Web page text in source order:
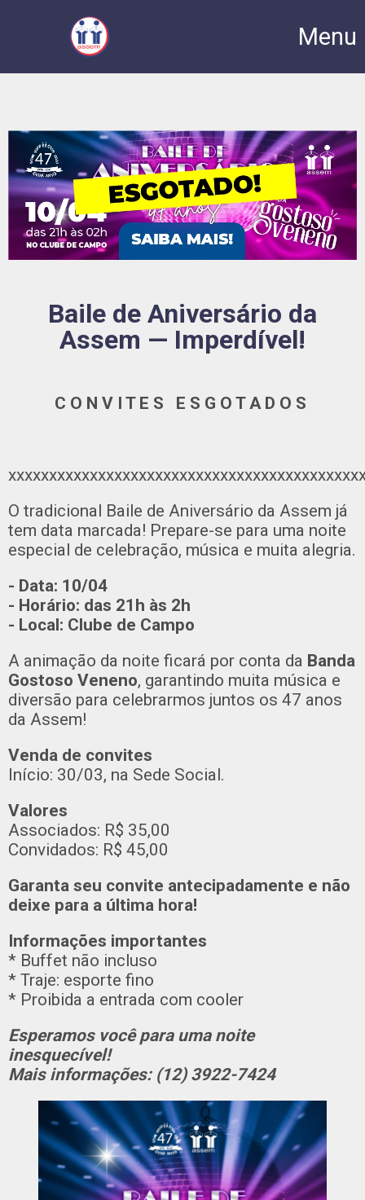
Menu
Baile de Aniversário da
Assem — Imperdível!
C O N V I T E S E S G O T A D O S
O tradicional Baile de Aniversário da Assem já
tem data marcada! Prepare-se para uma noite
especial de celebração, música e muita alegria.
- Data: 10/04
- Horário: das 21h às 2h
- Local: Clube de Campo
A animação da noite ficará por conta da Banda
Gostoso Veneno, garantindo muita música e
diversão para celebrarmos juntos os 47 anos
da Assem!
Venda de convites
Início: 30/03, na Sede Social.
Valores
Associados: R$ 35,00
Convidados: R$ 45,00
Garanta seu convite antecipadamente e não
deixe para a última hora!
Informações importantes
* Buffet não incluso
* Traje: esporte fino
* Proibida a entrada com cooler
Esperamos você para uma noite
inesquecível!
Mais informações: (12) 3922-7424